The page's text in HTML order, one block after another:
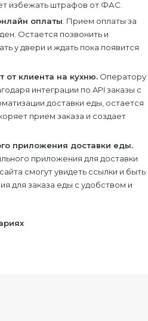
избежать штрафов от ФАС.
оплаты . Прием оплаты за
Остается позвонить и
у двери и ждать пока появится
от клиента на кухню. Оператору
интеграции по API заказы с
доставки еды, остается
прием заказа и создает
приложения доставки еды.
приложения для доставки
смогут увидеть ссылки и быть
для заказа еды с удобством и